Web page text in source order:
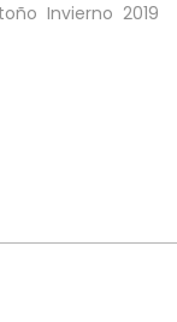
Invierno 2019